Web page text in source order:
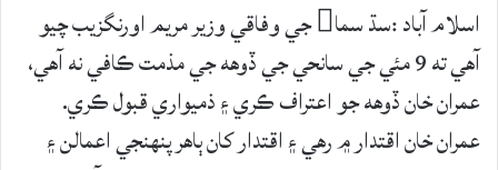
اسلام آباد :سڌ سما جي وفاقي وزير مريم اورنگزيب چيو
آهي ته 9 مئي جي سانحي جي ڏوهه جي مذمت ڪافي نه آهي،
عمران خان ڏوهه جو اعتراف ڪري ۽ ذميواري قبول ڪري.
عمران خان اقتدار ۾ رهي ۽ اقتدار کان ٻاهر پنهنجي اعمالن ۽